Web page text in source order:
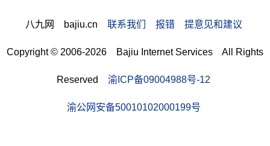
八九网 bajiu.cn 联系我们 报错 提意见和建议
Copyright © 2006-2026 Bajiu Internet Services All Rights
Reserved 渝ICP备09004988号-12
渝公网安备50010102000199号